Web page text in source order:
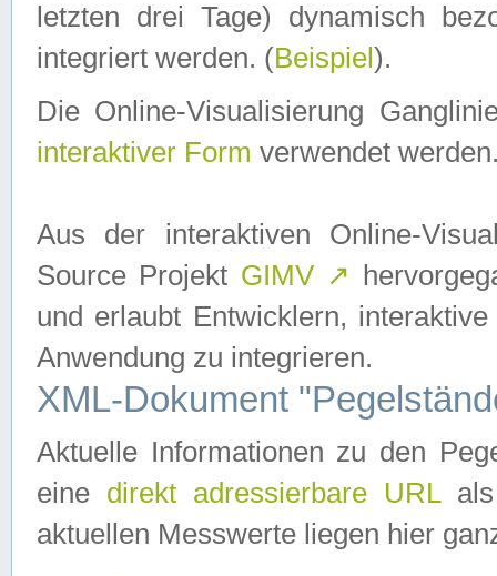
letzten drei Tage) dynamisch
integriert werden. (Beispiel ).
Die Online-Visualisierung
interaktiver Form verwendet
Aus der interaktiven Online-
Source Projekt GIMV ↗
und erlaubt Entwicklern,
Anwendung zu integrieren.
XML-Dokument
Aktuelle Informationen zu den
eine direkt adressierbare URLals
aktuellen Messwerte liegen hier